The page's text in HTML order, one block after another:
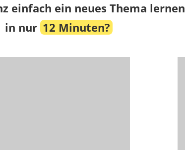
einfach ein neues Thema lernen
in nur 12 Minuten?